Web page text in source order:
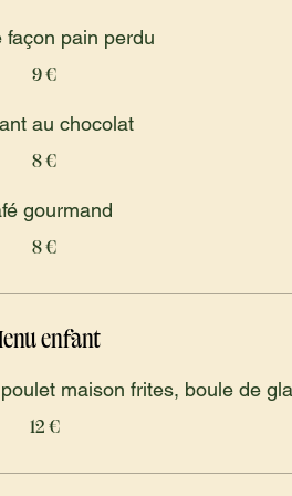
façon pain perdu
9 €
au chocolat
8 €
gourmand
8 €
enfant
maison frites, boule de
12 €